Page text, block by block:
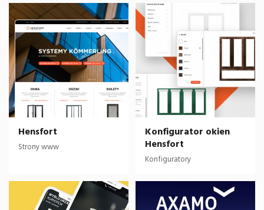
Hensfort
Strony www
Konfigurator okien
Hensfort
Konfiguratory